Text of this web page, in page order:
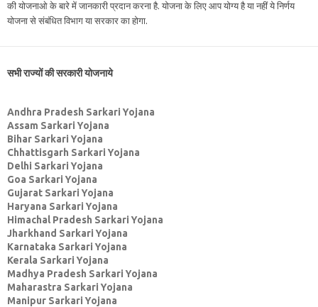
की योजनाओ के बारे में जानकारी प्रदान करना है. योजना के लिए आप योग्य है या नहीं ये निर्णय
योजना से संबंधित विभाग या सरकार का होगा.
सभी राज्यों की सरकारी योजनाये
Andhra Pradesh Sarkari Yojana
Assam Sarkari Yojana
Bihar Sarkari Yojana
Chhattisgarh Sarkari Yojana
Delhi Sarkari Yojana
Goa Sarkari Yojana
Gujarat Sarkari Yojana
Haryana Sarkari Yojana
Himachal Pradesh Sarkari Yojana
Jharkhand Sarkari Yojana
Karnataka Sarkari Yojana
Kerala Sarkari Yojana
Madhya Pradesh Sarkari Yojana
Maharastra Sarkari Yojana
Manipur Sarkari Yojana